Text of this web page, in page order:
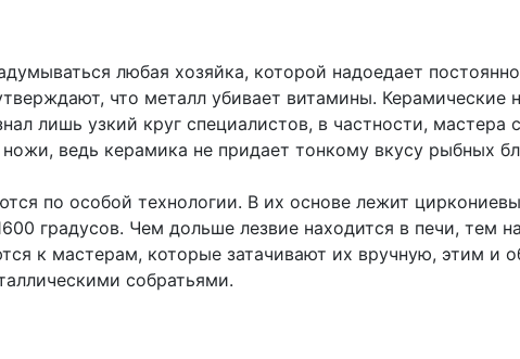
любая хозяйка, которой надоедает
что металл убивает витамины. Керамические
лишь узкий круг специалистов, в частности,
ведь керамика не придает тонкому вкусу рыбных
по особой технологии. В их основе лежит
градусов. Чем дольше лезвие находится в печи, тем
к мастерам, которые затачивают их вручную, этим и
собратьями.